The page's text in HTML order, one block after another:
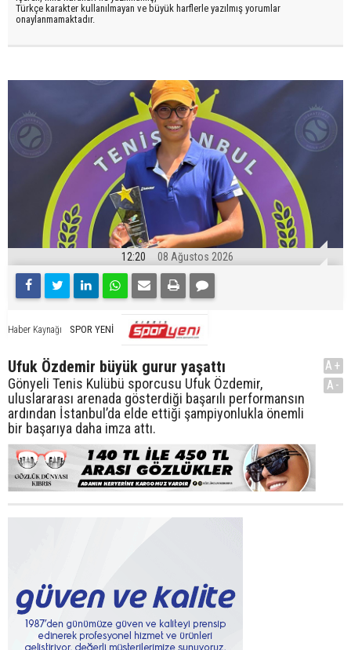
Türkçe karakter kullanılmayan ve büyük harflerle yazılmış yorumlar
onaylanmamaktadır.
12:20 08 Ağustos 2026
Haber Kaynağı SPOR YENİ
Ufuk Özdemir büyük gurur yaşattı
Gönyeli Tenis Kulübü sporcusu Ufuk Özdemir,
uluslararası arenada gösterdiği başarılı performansın
ardından İstanbul’da elde ettiği şampiyonlukla önemli
bir başarıya daha imza attı.
A+
A-